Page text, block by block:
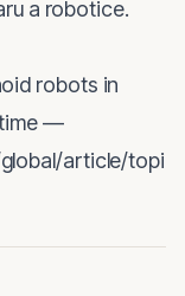
a robotice.
robots in
—
article/topi